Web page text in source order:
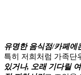
유명한 음식점/카페에
특히 저희처럼 가족단
있거나, 오래 기다릴